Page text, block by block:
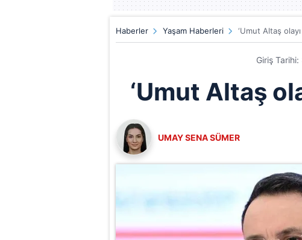
Haberler Yaşam Haberleri ‘Umut Altaş
Giriş
‘Umut Altaş
UMAY SENA SÜMER